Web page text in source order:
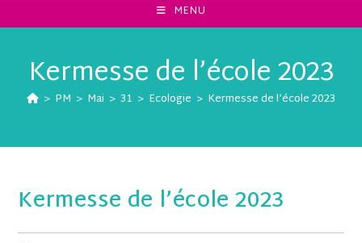
MENU
Kermesse de l’école 2023
> PM > Mai > 31 > Ecologie > Kermesse de l’école 2023
Kermesse de l’école 2023